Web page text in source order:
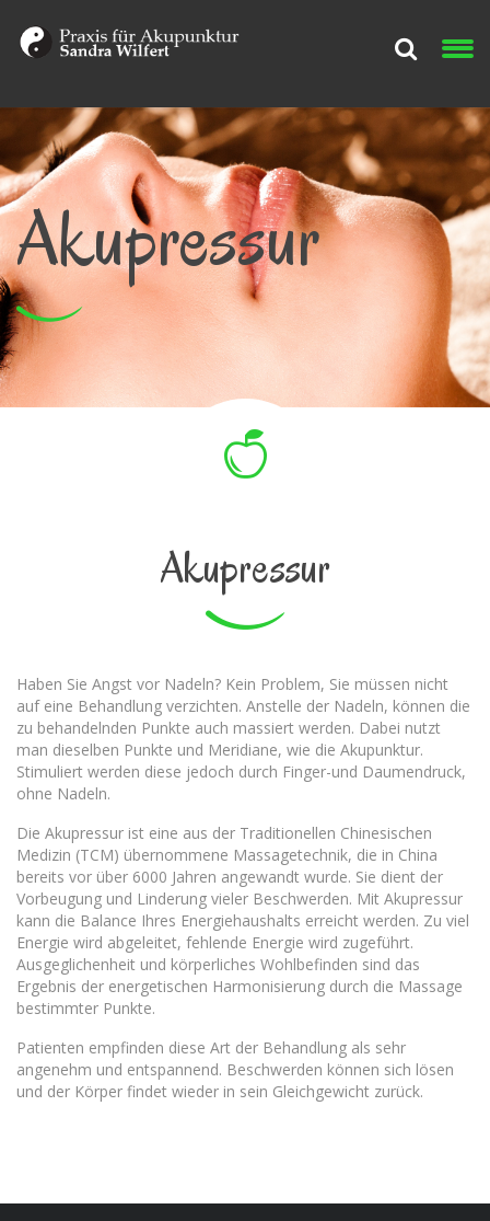
Akupressur
Akupressur
Haben Sie Angst vor Nadeln? Kein Problem, Sie müssen nicht
auf eine Behandlung verzichten. Anstelle der Nadeln, können die
zu behandelnden Punkte auch massiert werden. Dabei nutzt
man dieselben Punkte und Meridiane, wie die Akupunktur.
Stimuliert werden diese jedoch durch Finger-und Daumendruck,
ohne Nadeln.
Die Akupressur ist eine aus der Traditionellen Chinesischen
Medizin (TCM) übernommene Massagetechnik, die in China
bereits vor über 6000 Jahren angewandt wurde. Sie dient der
Vorbeugung und Linderung vieler Beschwerden. Mit Akupressur
kann die Balance Ihres Energiehaushalts erreicht werden. Zu viel
Energie wird abgeleitet, fehlende Energie wird zugeführt.
Ausgeglichenheit und körperliches Wohlbefinden sind das
Ergebnis der energetischen Harmonisierung durch die Massage
bestimmter Punkte.
Patienten empfinden diese Art der Behandlung als sehr
angenehm und entspannend. Beschwerden können sich lösen
und der Körper findet wieder in sein Gleichgewicht zurück.